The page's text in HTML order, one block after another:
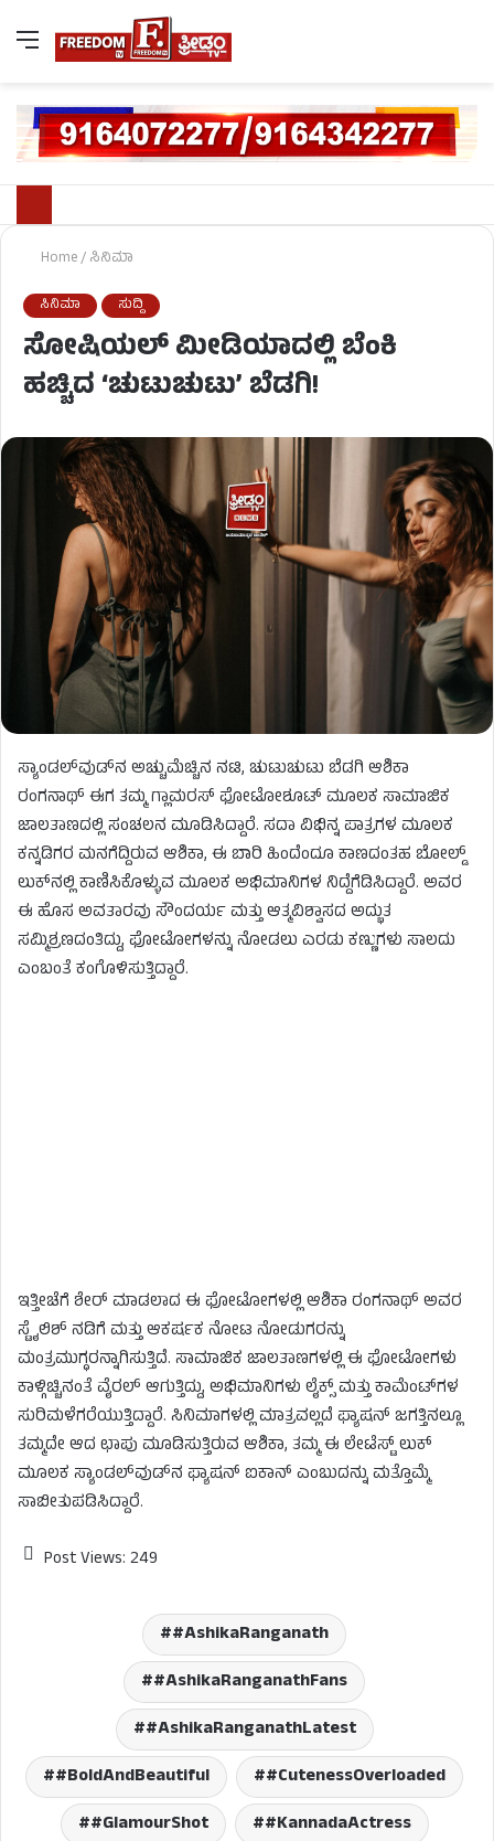
Home/ಸಿನಿಮಾ
ಸಿನಿಮಾ ಸುದ್ದಿ
ಸೋಷಿಯಲ್ ಮೀಡಿಯಾದಲ್ಲಿ ಬೆಂಕಿ
ಹಚ್ಚಿದ ‘ಚುಟುಚುಟು’ ಬೆಡಗಿ!
ಸ್ಯಾಂಡಲ್‌ವುಡ್‌ನ ಅಚ್ಚುಮೆಚ್ಚಿನ ನಟಿ, ಚುಟುಚುಟು ಬೆಡಗಿ ಆಶಿಕಾ
ರಂಗನಾಥ್ ಈಗ ತಮ್ಮ ಗ್ಲಾಮರಸ್ ಫೋಟೋಶೂಟ್ ಮೂಲಕ ಸಾಮಾಜಿಕ
ಜಾಲತಾಣದಲ್ಲಿ ಸಂಚಲನ ಮೂಡಿಸಿದ್ದಾರೆ. ಸದಾ ವಿಭಿನ್ನ ಪಾತ್ರಗಳ ಮೂಲಕ
ಕನ್ನಡಿಗರ ಮನಗೆದ್ದಿರುವ ಆಶಿಕಾ, ಈ ಬಾರಿ ಹಿಂದೆಂದೂ ಕಾಣದಂತಹ ಬೋಲ್ಡ್
ಲುಕ್‌ನಲ್ಲಿ ಕಾಣಿಸಿಕೊಳ್ಳುವ ಮೂಲಕ ಅಭಿಮಾನಿಗಳ ನಿದ್ದೆಗೆಡಿಸಿದ್ದಾರೆ. ಅವರ
ಈ ಹೊಸ ಅವತಾರವು ಸೌಂದರ್ಯ ಮತ್ತು ಆತ್ಮವಿಶ್ವಾಸದ ಅದ್ಭುತ
ಸಮ್ಮಿಶ್ರಣದಂತಿದ್ದು, ಫೋಟೋಗಳನ್ನು ನೋಡಲು ಎರಡು ಕಣ್ಣುಗಳು ಸಾಲದು
ಎಂಬಂತೆ ಕಂಗೊಳಿಸುತ್ತಿದ್ದಾರೆ.
ಇತ್ತೀಚೆಗೆ ಶೇರ್ ಮಾಡಲಾದ ಈ ಫೋಟೋಗಳಲ್ಲಿ ಆಶಿಕಾ ರಂಗನಾಥ್ ಅವರ
ಸ್ಟೈಲಿಶ್ ನಡಿಗೆ ಮತ್ತು ಆಕರ್ಷಕ ನೋಟ ನೋಡುಗರನ್ನು
ಮಂತ್ರಮುಗ್ಧರನ್ನಾಗಿಸುತ್ತಿದೆ. ಸಾಮಾಜಿಕ ಜಾಲತಾಣಗಳಲ್ಲಿ ಈ ಫೋಟೋಗಳು
ಕಾಳ್ಗಿಚ್ಚಿನಂತೆ ವೈರಲ್ ಆಗುತ್ತಿದ್ದು, ಅಭಿಮಾನಿಗಳು ಲೈಕ್ಸ್ ಮತ್ತು ಕಾಮೆಂಟ್‌ಗಳ
ಸುರಿಮಳೆಗರೆಯುತ್ತಿದ್ದಾರೆ. ಸಿನಿಮಾಗಳಲ್ಲಿ ಮಾತ್ರವಲ್ಲದೆ ಫ್ಯಾಷನ್ ಜಗತ್ತಿನಲ್ಲೂ
ತಮ್ಮದೇ ಆದ ಛಾಪು ಮೂಡಿಸುತ್ತಿರುವ ಆಶಿಕಾ, ತಮ್ಮ ಈ ಲೇಟೆಸ್ಟ್ ಲುಕ್
ಮೂಲಕ ಸ್ಯಾಂಡಲ್‌ವುಡ್‌ನ ಫ್ಯಾಷನ್ ಐಕಾನ್ ಎಂಬುದನ್ನು ಮತ್ತೊಮ್ಮೆ
ಸಾಬೀತುಪಡಿಸಿದ್ದಾರೆ.
Post Views: 249
#AshikaRanganath
#AshikaRanganathFans
#AshikaRanganathLatest
#BoldAndBeautiful
#CutenessOverloaded
#GlamourShot
#KannadaActress